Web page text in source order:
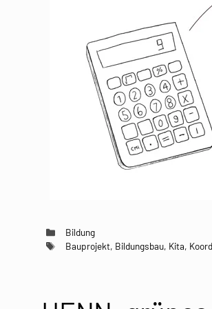
Kategorien
Bildung
Schlagwörter
Bauprojekt, Bildungsbau, Kita,